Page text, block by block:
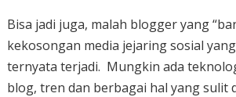
Bisa jadi juga, malah blogger yang
kekosongan media jejaring sosial
ternyata terjadi. Mungkin ada
blog, tren dan berbagai hal yang sulit